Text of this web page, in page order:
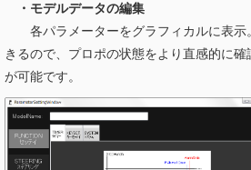
・モデルデータの編集
各パラメーターをグラフィカルに表示
きるので、プロポの状態をより直感的に
が可能です。